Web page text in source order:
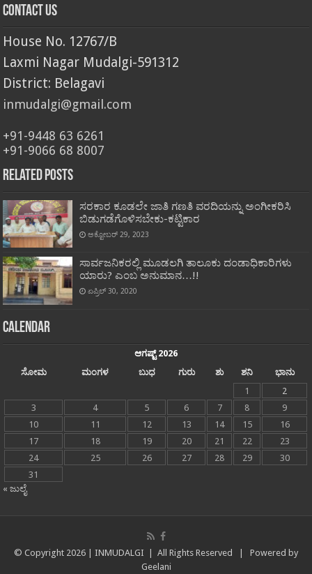
Contact Us
House No. 12767/B
Laxmi Nagar Mudalgi-591312
District: Belagavi
inmudalgi@gmail.com
+91-9448 63 6261
+91-9066 68 8007
Related Posts
ಸರಕಾರ ಕೂಡಲೇ ಜಾತಿ ಗಣತಿ ವರದಿಯನ್ನು ಅಂಗೀಕರಿಸಿ
ಬಿಡುಗಡೆಗೊಳಿಸಬೇಕು-ಕಟ್ಟಿಕಾರ
ಅಕ್ಟೋಬರ್ 29, 2023
ಸಾರ್ವಜನಿಕರಲ್ಲಿ ಮೂಡಲಗಿ ತಾಲೂಕು ದಂಡಾಧಿಕಾರಿಗಳು
ಯಾರು? ಎಂಬ ಅನುಮಾನ…!!
ಏಪ್ರಿಲ್ 30, 2020
Calendar
ಆಗಷ್ಟ್ 2026
ಸೋಮ
ಮಂಗಳ ಬುಧ ಗುರು ಶು ಶನಿ
ಭಾನು
1
2
3
4 5 6 7 8
9
10
11 12 13 14 15
16
17
18 19 20 21 22
23
24
25 26 27 28 29
30
31
« ಜುಲೈ
© Copyright 2026 | INMUDALGI | All Rights Reserved | Powered by
Geelani